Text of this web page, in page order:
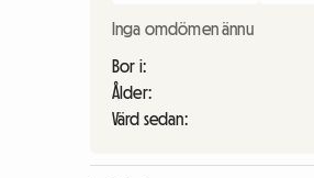
Inga omdömen ännu
Bor i:
Ålder:
Värd sedan: